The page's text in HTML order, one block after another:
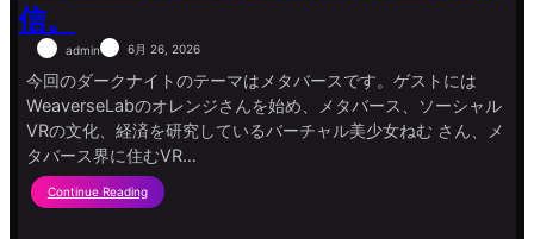
信。
admin 6月 26, 2026
今回のダークナイトのテーマはメタバースです。ゲストには
WeaverseLabのオレンジさんを始め、メタバース、ソーシャル
VRの文化、経済を研究しているバーチャル美少女ねむ さん、メ
タバース界に住むVR…
Continue Reading:
『イ